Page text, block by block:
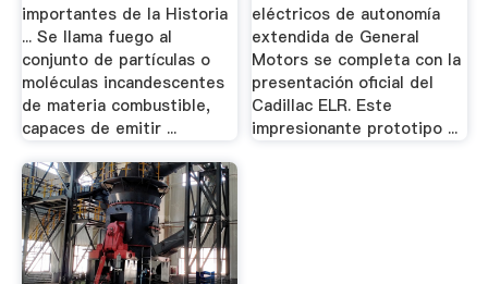
importantes de la Historia
... Se llama fuego al
conjunto de partículas o
moléculas incandescentes
de materia combustible,
capaces de emitir ...
eléctricos de autonomía
extendida de General
Motors se completa con la
presentación oficial del
Cadillac ELR. Este
impresionante prototipo ...